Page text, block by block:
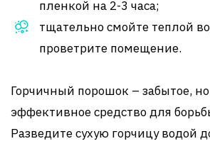
пленкой на 2-3 часа;
тщательно смойте теплой
проветрите помещение.
Горчичный порошок – забытое,
эффективное средство для
Разведите сухую горчицу водой